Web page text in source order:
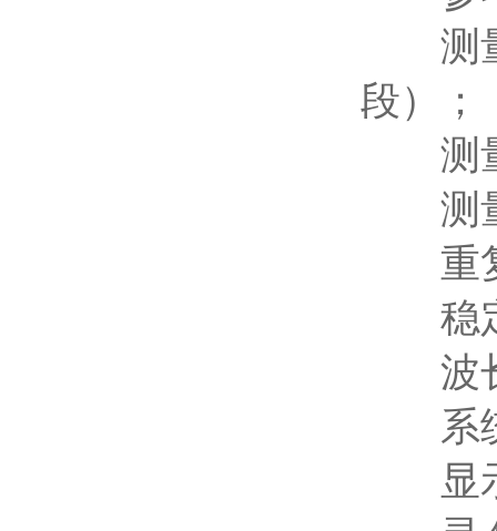
测量
段）；
测量
测量
重复
稳定
波长
系统
显示